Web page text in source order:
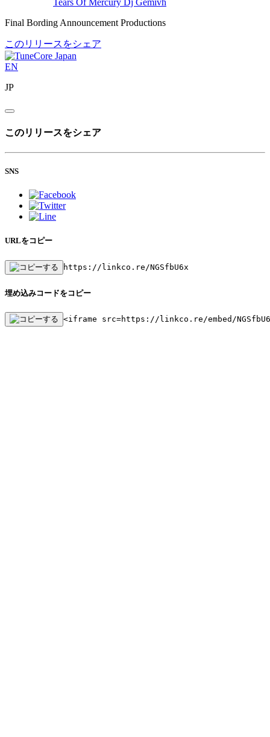
Tears Of Mercury Dj Gemivh
Final Bording Announcement Productions
このリリースをシェア
EN
JP
このリリースをシェア
SNS
URLをコピー
https://linkco.re/NGSfbU6x
埋め込みコードをコピー
<iframe src=https://linkco.re/embed/